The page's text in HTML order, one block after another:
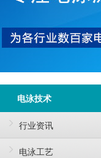
电泳技术
行业资讯
电泳工艺